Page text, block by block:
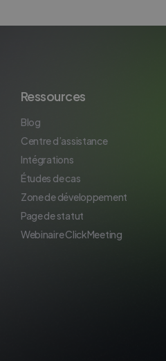
Ressources
Blog
Centre d’assistance
Intégrations
Études de cas
Zone de développement
Page de statut
Webinaire ClickMeeting